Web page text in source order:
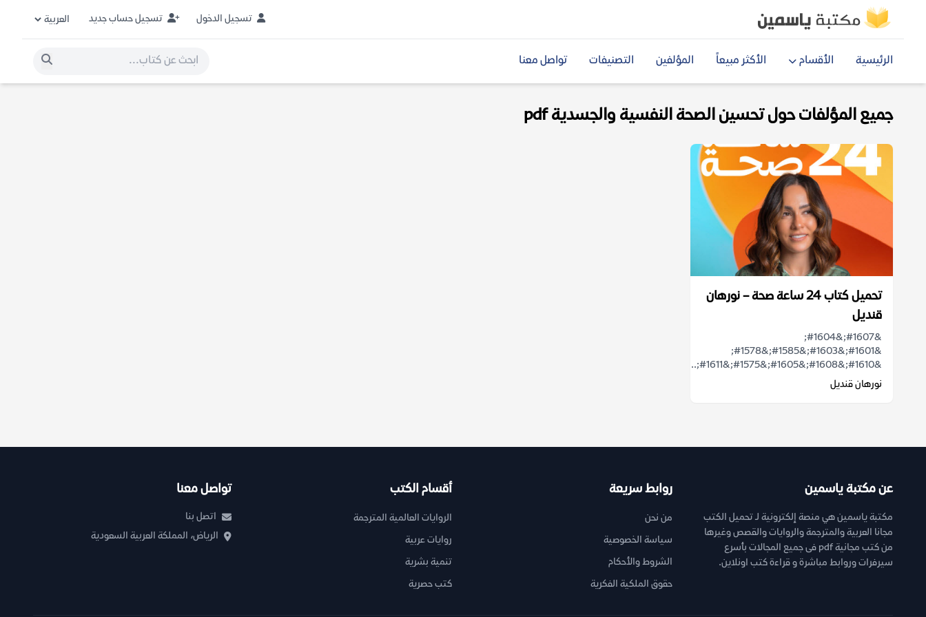
تسجيل الدخول تسجيل حساب جديد
الرئيسية الأقسام الأكثر مبيعاً المؤلفين التصنيفات تواصل معنا
جميع المؤلفات حول تحسين الصحة النفسية والجسدية pdf
تحميل كتاب 24 ساعة صحة – نورهان
قنديل
&#1607;&#1604;
&#1601;&#1603;&#1585;&#1578;
&#1610;&#1608;&#1605;&#1575;&#1611;...
نورهان قنديل
عن مكتبة ياسمين
مكتبة ياسمين هي منصة إلكترونية لـ تحميل الكتب
مجانا العربية والمترجمة والروايات والقصص وغيرها
من كتب مجانية pdf فى جميع المجالات بأسرع
سيرفرات وروابط مباشرة و قراءة كتب اونلاين.
روابط سريعة
من نحن
سياسة الخصوصية
الشروط والأحكام
حقوق الملكية الفكرية
أقسام الكتب
الروايات العالمية المترجمة
روايات عربية
تنمية بشرية
كتب حصرية
تواصل معنا
اتصل بنا
الرياض، المملكة العربية السعودية